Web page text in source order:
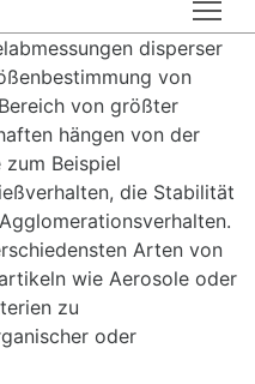
disperser
von
von größter
hängen von der
Beispiel
die Stabilität
Arten von
wie Aerosole oder
zu
oder